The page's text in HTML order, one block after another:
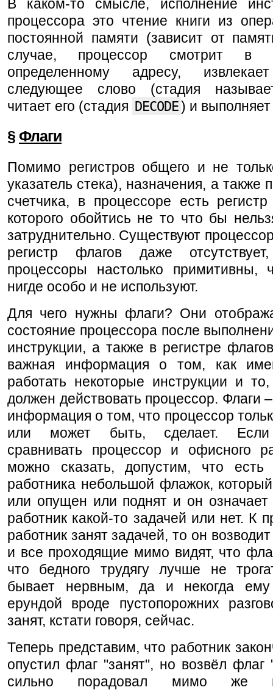
В каком-то смысле, исполнение
процессора это чтение книги из
постоянной памяти (зависит от
случае, процессор смотрит в
определенному адресу,
следующее слово (стадия
читает его (стадия DECODE) и
§ Флаги
Помимо регистров общего и не
указатель стека), назначения, а также
счетчика, в процессоре есть
которого обойтись не то что бы
затруднительно. Существуют
регистр флагов даже
процессоры настолько примитивны,
нигде особо и не используют.
Для чего нужны флаги? Они
состояние процессора после
инструкции, а также в регистре
важная информация о том, как
работать некоторые инструкции и
должен действовать процессор. Флаги
информация о том, что процессор
или может быть, сделает. Если
сравнивать процессор и офисного
можно сказать, допустим, что
работника небольшой флажок,
или опущен или поднят и он означает
работник какой-то задачей или нет. К
работник занят задачей, то он
и все проходящие мимо видят, что
что бедного трудягу лучше не
бывает нервным, да и некогда ему
ерундой вроде пустопорожних
занят, кстати говоря, сейчас.
Теперь представим, что работник
опустил флаг "занят", но возвёл флаг
сильно порадовал мимо же